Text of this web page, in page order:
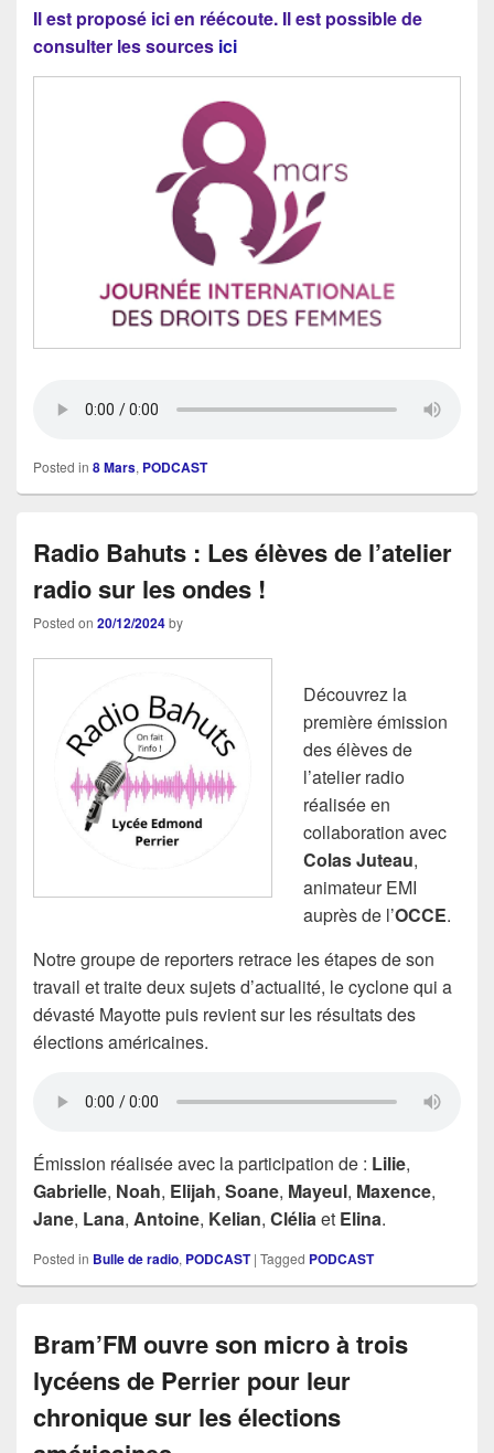
Il est proposé ici en réécoute. Il est possible de
consulter les sources ici
Posted in 8 Mars, PODCAST
Radio Bahuts : Les élèves de l’atelier
radio sur les ondes !
Posted on 20/12/2024by
Découvrez la
première émission
des élèves de
l’atelier radio
réalisée en
collaboration avec
Colas Juteau,
animateur EMI
auprès de l’OCCE.
Notre groupe de reporters retrace les étapes de son
travail et traite deux sujets d’actualité, le cyclone qui a
dévasté Mayotte puis revient sur les résultats des
élections américaines.
Émission réalisée avec la participation de : Lilie,
Gabrielle, Noah, Elijah, Soane, Mayeul, Maxence,
Jane, Lana, Antoine, Kelian, Cléliaet Elina.
Posted in Bulle de radio, PODCAST | Tagged PODCAST
Bram’FM ouvre son micro à trois
lycéens de Perrier pour leur
chronique sur les élections